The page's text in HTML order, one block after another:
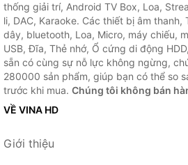
thống giải trí, Android TV Box, Loa,
li, DAC, Karaoke. Các thiết bị âm thanh,
dây, bluetooth, Loa, Micro, máy chiếu,
USB, Đĩa, Thẻ nhớ, Ổ cứng di động
sẵn có cùng sự nỗ lực không ngừng,
280000 sản phẩm, giúp bạn có thể so
trước khi mua. Chúng tôi không bán
VỀ VINA HD
Giới thiệu